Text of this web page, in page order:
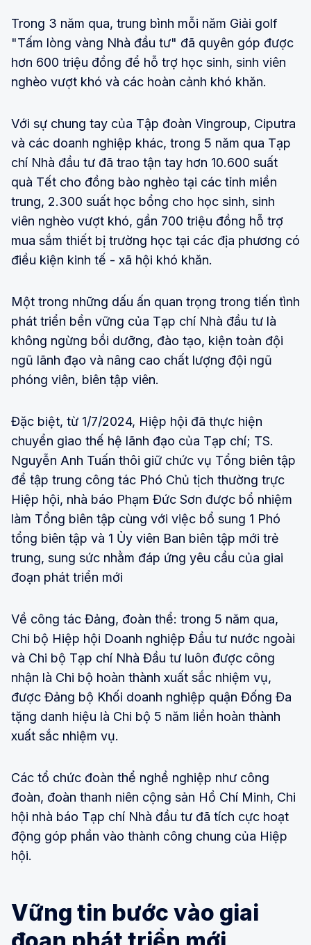
Trong 3 năm qua, trung bình mỗi năm Giải golf
"Tấm lòng vàng Nhà đầu tư" đã quyên góp được
hơn 600 triệu đồng để hỗ trợ học sinh, sinh viên
nghèo vượt khó và các hoàn cảnh khó khăn.
Với sự chung tay của Tập đoàn Vingroup, Ciputra
và các doanh nghiệp khác, trong 5 năm qua Tạp
chí Nhà đầu tư đã trao tận tay hơn 10.600 suất
quà Tết cho đồng bào nghèo tại các tỉnh miền
trung, 2.300 suất học bổng cho học sinh, sinh
viên nghèo vượt khó, gần 700 triệu đồng hỗ trợ
mua sắm thiết bị trường học tại các địa phương có
điều kiện kinh tế - xã hội khó khăn.
Một trong những dấu ấn quan trọng trong tiến tình
phát triển bền vững của Tạp chí Nhà đầu tư là
không ngừng bồi dưỡng, đào tạo, kiện toàn đội
ngũ lãnh đạo và nâng cao chất lượng đội ngũ
phóng viên, biên tập viên.
Đặc biệt, từ 1/7/2024, Hiệp hội đã thực hiện
chuyển giao thế hệ lãnh đạo của Tạp chí; TS.
Nguyễn Anh Tuấn thôi giữ chức vụ Tổng biên tập
để tập trung công tác Phó Chủ tịch thường trực
Hiệp hội, nhà báo Phạm Đức Sơn được bổ nhiệm
làm Tổng biên tập cùng với việc bổ sung 1 Phó
tổng biên tập và 1 Ủy viên Ban biên tập mới trẻ
trung, sung sức nhằm đáp ứng yêu cầu của giai
đoạn phát triển mới
Về công tác Đảng, đoàn thể: trong 5 năm qua,
Chi bộ Hiệp hội Doanh nghiệp Đầu tư nước ngoài
và Chi bộ Tạp chí Nhà Đầu tư luôn được công
nhận là Chi bộ hoàn thành xuất sắc nhiệm vụ,
được Đảng bộ Khối doanh nghiệp quận Đống Đa
tặng danh hiệu là Chi bộ 5 năm liền hoàn thành
xuất sắc nhiệm vụ.
Các tổ chức đoàn thể nghề nghiệp như công
đoàn, đoàn thanh niên cộng sản Hồ Chí Minh, Chi
hội nhà báo Tạp chí Nhà đầu tư đã tích cực hoạt
động góp phần vào thành công chung của Hiệp
hội.
Vững tin bước vào giai